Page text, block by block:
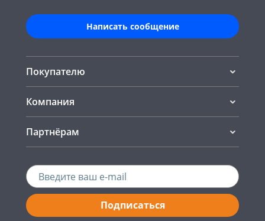
Написать сообщение
Покупателю
Компания
Партнёрам
Подписаться